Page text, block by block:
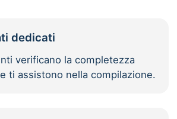
dedicati
verificano la completezza
ti assistono nella compilazione.